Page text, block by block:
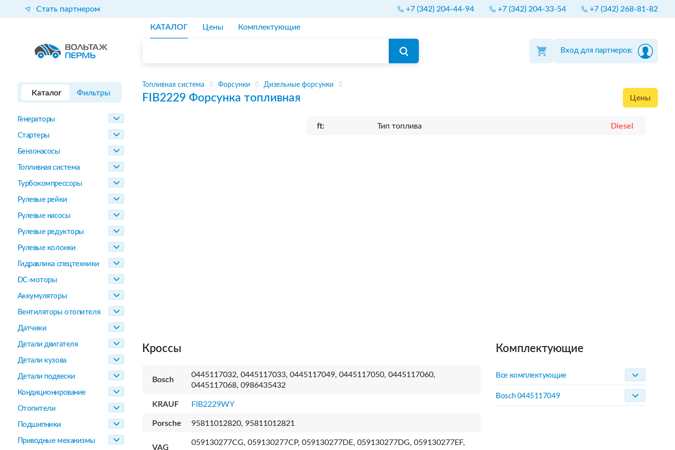
Стать партнером +7 (342) 204-44-94 +7 (342) 204-33-54 +7 (342) 268-81-82
КАТАЛОГ Цены Комплектующие
Вход для партнеров:
Каталог Фильтры
Генераторы
Стартеры
Бензонасосы
Топливная система
Турбокомпрессоры
Рулевые рейки
Рулевые насосы
Рулевые редукторы
Рулевые колонки
Гидравлика спецтехники
DC-моторы
Аккумуляторы
Вентиляторы отопителя
Датчики
Детали двигателя
Детали кузова
Детали подвески
Кондиционирование
Отопители
Подшипники
Приводные механизмы
Топливная система Форсунки Дизельные форсунки
FIB2229 Форсунка топливная Цены
ft: Тип топлива Diesel
Кроссы
Bosch
0445117032, 0445117033, 0445117049, 0445117050, 0445117060,
0445117068, 0986435432
KRAUF FIB2229WY
Porsche 95811012820, 95811012821
VAG
059130277CG, 059130277CP, 059130277DE, 059130277DG, 059130277EF,
Комплектующие
Все комплектующие
Bosch 0445117049